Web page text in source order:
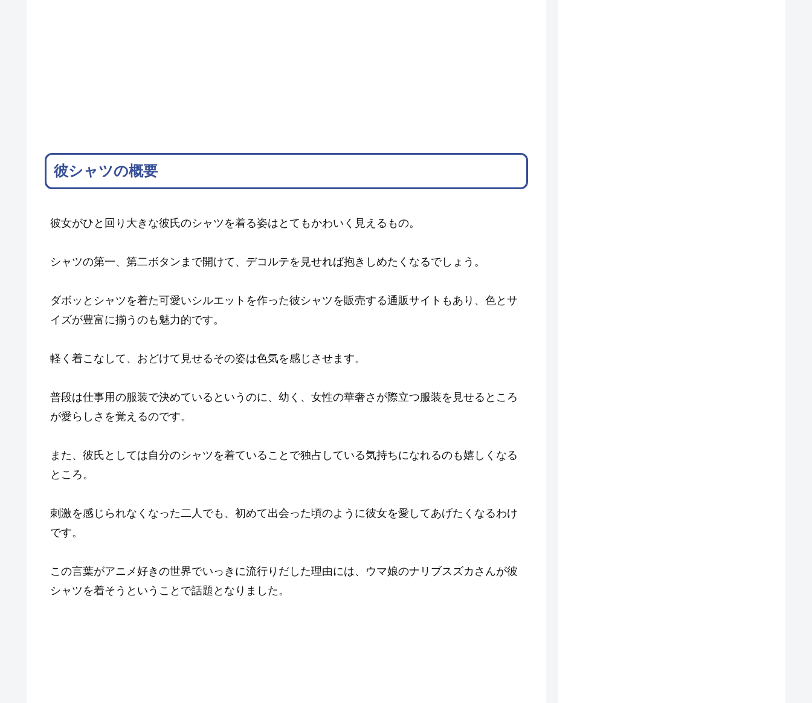
彼シャツの概要
彼女がひと回り大きな彼氏のシャツを着る姿はとてもかわいく見えるもの。
シャツの第一、第二ボタンまで開けて、デコルテを見せれば抱きしめたくなるでしょう。
ダボッとシャツを着た可愛いシルエットを作った彼シャツを販売する通販サイトもあり、色とサ
イズが豊富に揃うのも魅力的です。
軽く着こなして、おどけて見せるその姿は色気を感じさせます。
普段は仕事用の服装で決めているというのに、幼く、女性の華奢さが際立つ服装を見せるところ
が愛らしさを覚えるのです。
また、彼氏としては自分のシャツを着ていることで独占している気持ちになれるのも嬉しくなる
ところ。
刺激を感じられなくなった二人でも、初めて出会った頃のように彼女を愛してあげたくなるわけ
です。
この言葉がアニメ好きの世界でいっきに流行りだした理由には、ウマ娘のナリブスズカさんが彼
シャツを着そうということで話題となりました。